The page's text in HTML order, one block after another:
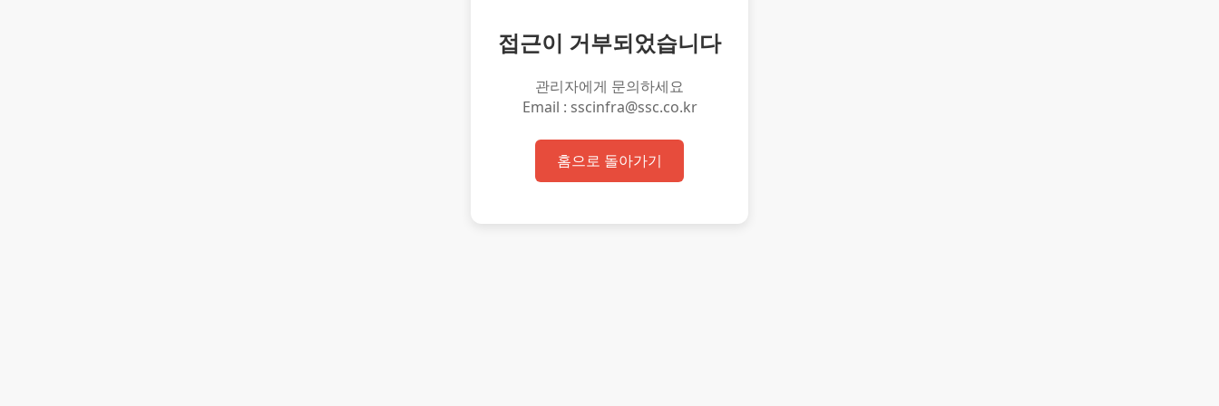
접근이 거부되었습니다
관리자에게 문의하세요
Email : sscinfra@ssc.co.kr
홈으로 돌아가기